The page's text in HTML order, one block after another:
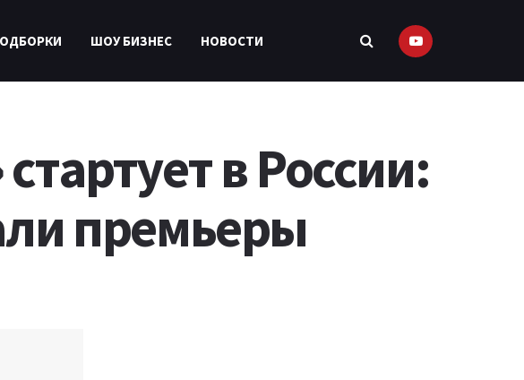
ШОУ БИЗНЕС НОВОСТИ
в России:
премьеры